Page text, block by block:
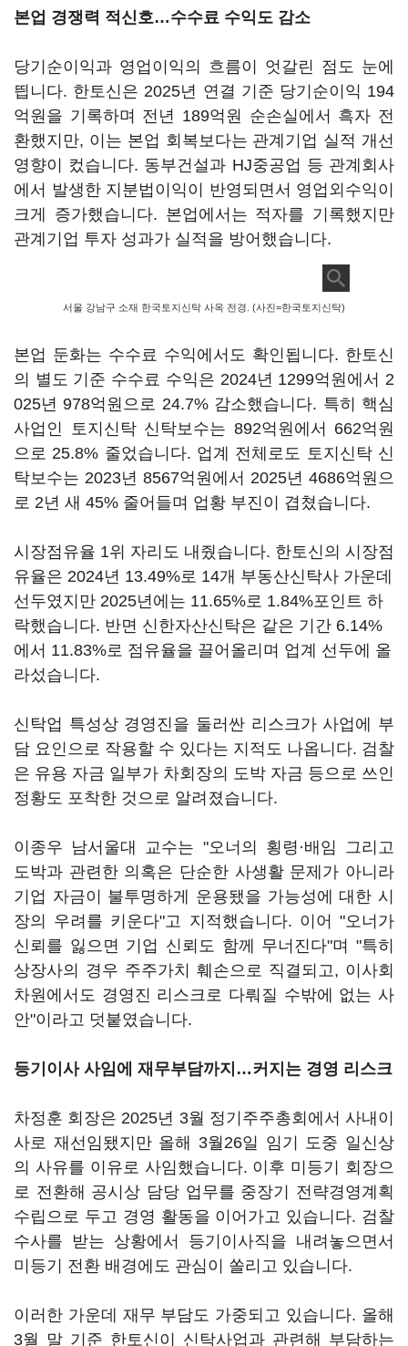
본업 경쟁력 적신호…수수료 수익도 감소
당기순이익과 영업이익의 흐름이 엇갈린 점도 눈에
띕니다. 한토신은 2025년 연결 기준 당기순이익 194
억원을 기록하며 전년 189억원 순손실에서 흑자 전
환했지만, 이는 본업 회복보다는 관계기업 실적 개선
영향이 컸습니다. 동부건설과 HJ중공업 등 관계회사
에서 발생한 지분법이익이 반영되면서 영업외수익이
크게 증가했습니다. 본업에서는 적자를 기록했지만
관계기업 투자 성과가 실적을 방어했습니다.
서울 강남구 소재 한국토지신탁 사옥 전경. (사진=한국토지신탁)
본업 둔화는 수수료 수익에서도 확인됩니다. 한토신
의 별도 기준 수수료 수익은 2024년 1299억원에서 2
025년 978억원으로 24.7% 감소했습니다. 특히 핵심
사업인 토지신탁 신탁보수는 892억원에서 662억원
으로 25.8% 줄었습니다. 업계 전체로도 토지신탁 신
탁보수는 2023년 8567억원에서 2025년 4686억원으
로 2년 새 45% 줄어들며 업황 부진이 겹쳤습니다.
시장점유율 1위 자리도 내줬습니다. 한토신의 시장점
유율은 2024년 13.49%로 14개 부동산신탁사 가운데
선두였지만 2025년에는 11.65%로 1.84%포인트 하
락했습니다. 반면 신한자산신탁은 같은 기간 6.14%
에서 11.83%로 점유율을 끌어올리며 업계 선두에 올
라섰습니다.
신탁업 특성상 경영진을 둘러싼 리스크가 사업에 부
담 요인으로 작용할 수 있다는 지적도 나옵니다. 검찰
은 유용 자금 일부가 차회장의 도박 자금 등으로 쓰인
정황도 포착한 것으로 알려졌습니다.
이종우 남서울대 교수는 "오너의 횡령·배임 그리고
도박과 관련한 의혹은 단순한 사생활 문제가 아니라
기업 자금이 불투명하게 운용됐을 가능성에 대한 시
장의 우려를 키운다"고 지적했습니다. 이어 "오너가
신뢰를 잃으면 기업 신뢰도 함께 무너진다"며 "특히
상장사의 경우 주주가치 훼손으로 직결되고, 이사회
차원에서도 경영진 리스크로 다뤄질 수밖에 없는 사
안"이라고 덧붙였습니다.
등기이사 사임에 재무부담까지…커지는 경영 리스크
차정훈 회장은 2025년 3월 정기주주총회에서 사내이
사로 재선임됐지만 올해 3월26일 임기 도중 일신상
의 사유를 이유로 사임했습니다. 이후 미등기 회장으
로 전환해 공시상 담당 업무를 중장기 전략경영계획
수립으로 두고 경영 활동을 이어가고 있습니다. 검찰
수사를 받는 상황에서 등기이사직을 내려놓으면서
미등기 전환 배경에도 관심이 쏠리고 있습니다.
이러한 가운데 재무 부담도 가중되고 있습니다. 올해
3월 말 기준 한토신이 신탁사업과 관련해 부담하는